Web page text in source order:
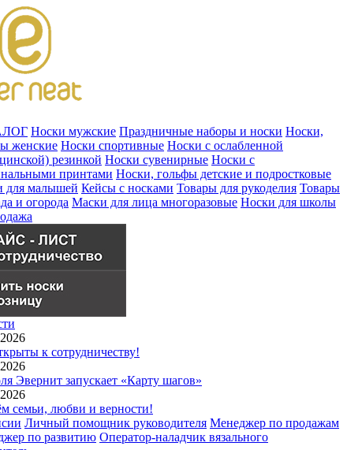
Носки мужские Праздничные наборы и носки Носки,
женские Носки спортивные Носки с ослабленной
резинкой Носки сувенирные Носки с
принтами Носки, гольфы детские и подростковые
для малышей Кейсы с носками Товары для рукоделия Товары
и огорода Маски для лица многоразовые Носки для школы
к сотрудничеству!
Эвернит запускает «Карту шагов»
семьи, любви и верности!
Личный помощник руководителя Менеджер по продажам
по развитию Оператор-наладчик вязального